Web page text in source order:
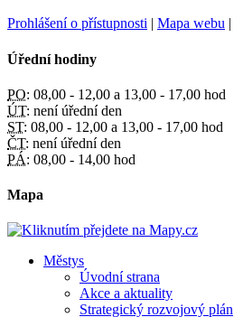
Prohlášení o přístupnosti | Mapa webu |
Úřední hodiny
PO: 08,00 - 12,00 a 13,00 - 17,00 hod
ÚT: není úřední den
ST: 08,00 - 12,00 a 13,00 - 17,00 hod
ČT: není úřední den
PÁ: 08,00 - 14,00 hod
Mapa
Městys
Úvodní strana
Akce a aktuality
Strategický rozvojový plán